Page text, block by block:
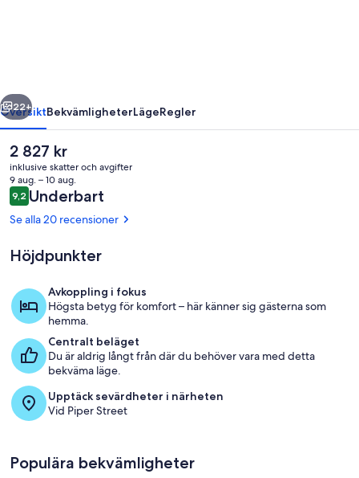
Nästa
22+
ÖversiktBekvämligheterLägeRegler
Det
nuvarande
priset
är
2 827 kr
2 827 kr
inklusive skatter och avgifter
9 aug. – 10 aug.
Recensioner
9,29,2 av 10,
Underbart
Se alla 20 recensioner
Höjdpunkter
Avkoppling i fokus
Högsta betyg för komfort – här känner sig gästerna som
hemma.
Centralt beläget
Du är aldrig långt från där du behöver vara med detta
bekväma läge.
Upptäck sevärdheter i närheten
Vid Piper Street
Populära bekvämligheter